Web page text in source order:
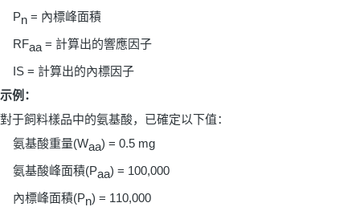
Pn = 內標峰面積
RFaa = 計算出的響應因子
IS = 計算出的內標因子
示例：
對于飼料樣品中的氨基酸，已確定以下值：
氨基酸重量(Waa) = 0.5 mg
氨基酸峰面積(Paa) = 100,000
內標峰面積(Pn) = 110,000